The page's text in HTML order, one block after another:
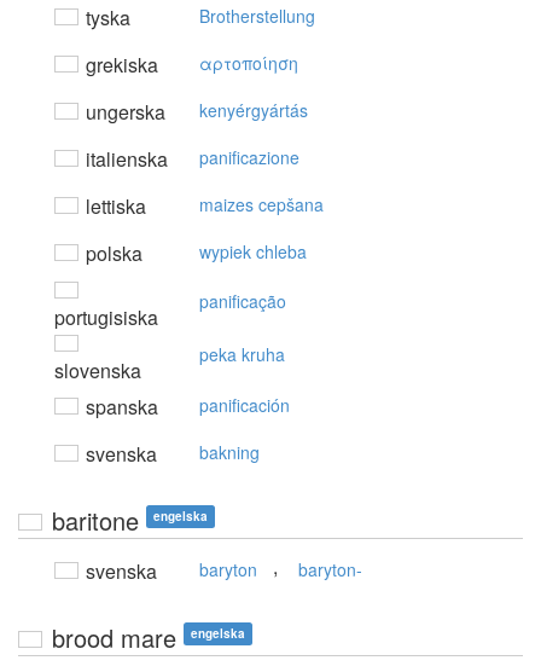
tyska Brotherstellung
grekiska αρτoπoίηση
ungerska kenyérgyártás
italienska panificazione
lettiska maizes cepšana
polska wypiek chleba
portugisiska
panificação
slovenska
peka kruha
spanska panificación
svenska bakning
baritone engelska
svenska baryton , baryton-
brood mare engelska